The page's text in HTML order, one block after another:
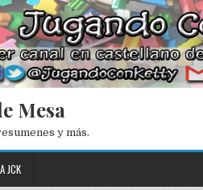
Mesa
y más.
JCK